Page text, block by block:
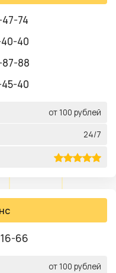
74
40
88
40
от 100 рублей
24/7
66
от 100 рублей